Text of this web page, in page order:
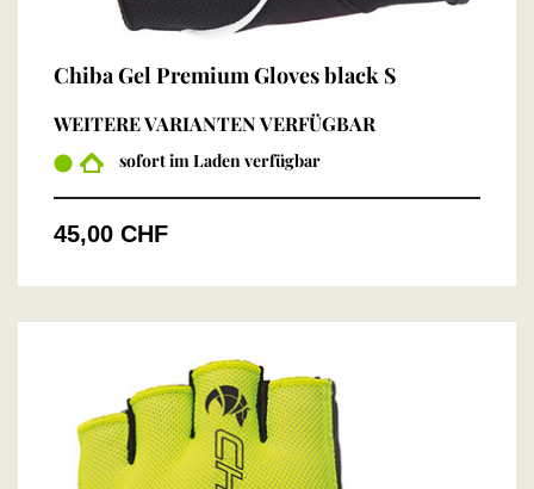
Chiba Gel Premium Gloves black S
WEITERE VARIANTEN VERFÜGBAR
sofort im Laden verfügbar
45,00 CHF